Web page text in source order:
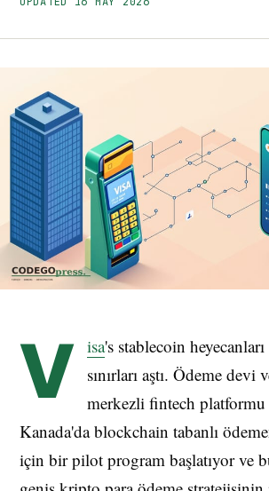
V isa's stablecoin
sınırları aştı. Ödeme devi
merkezli fintech
Kanada'da blockchain tabanlı
için bir pilot program başlatıyor ve